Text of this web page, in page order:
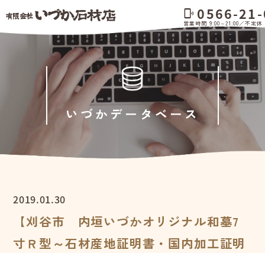
いづかデータベース
2019.01.30
【刈谷市 内垣いづかオリジナル和墓7
寸Ｒ型～石材産地証明書・国内加工証明
phonelink_ring 0566-
営業時間 9:00～21:00／不定休